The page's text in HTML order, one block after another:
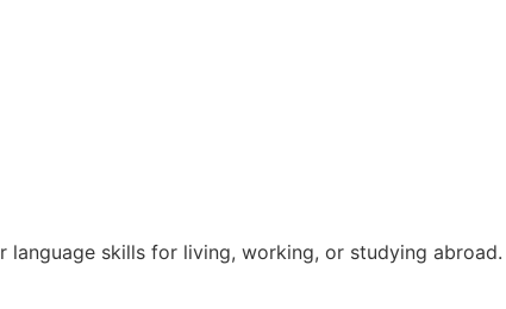
skills for living, working, or studying abroad.